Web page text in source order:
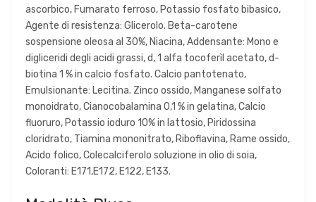
ascorbico, Fumarato ferroso, Potassio fosfato bibasico,
Agente di resistenza: Glicerolo. Beta-carotene
sospensione oleosa al 30%, Niacina, Addensante: Mono e
digliceridi degli acidi grassi, d, 1 alfa tocoferìl acetato, d-
biotina 1 % in calcio fosfato. Calcio pantotenato,
Emulsionante: Lecitina. Zinco ossido, Manganese solfato
monoidrato, Cianocobalamina 0,1 % in gelatina, Calcio
fluoruro, Potassio ioduro 10% in lattosio, Piridossina
cloridrato, Tiamina mononitrato, Riboflavina, Rame ossido,
Acido folico, Colecalciferolo soluzione in olio di soia,
Coloranti: E171,E172, E122, E133.